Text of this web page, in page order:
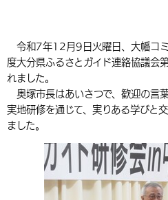
英語（English）
中国語（繁体字）
税金
環境・衛生
選挙
農林水産業
都市整備
施設情報
手当・助成
相談・支援・情報
観光・移住
観光なび
遊ぶ・体験する
移住・定住
市政情報
中津市について
地方創生・地域活性化
行政・計画
令和7年12月9日火曜日、大幡コミ
度大分県ふるさとガイド連絡協議会
れました。
奥塚市長はあいさつで、歓迎の言
実地研修を通じて、実りある学びと
ました。